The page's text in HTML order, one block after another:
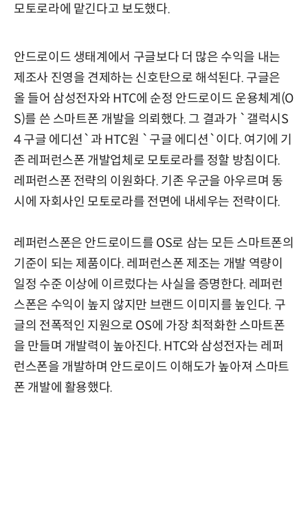
모토로라에 맡긴다고 보도했다.
안드로이드 생태계에서 구글보다 더 많은 수익을 내는
제조사 진영을 견제하는 신호탄으로 해석된다. 구글은
올 들어 삼성전자와 HTC에 순정 안드로이드 운용체계(O
S)를 쓴 스마트폰 개발을 의뢰했다. 그 결과가 `갤럭시S
4 구글 에디션`과 HTC원 `구글 에디션`이다. 여기에 기
존 레퍼런스폰 개발업체로 모토로라를 정할 방침이다.
레퍼런스폰 전략의 이원화다. 기존 우군을 아우르며 동
시에 자회사인 모토로라를 전면에 내세우는 전략이다.
레퍼런스폰은 안드로이드를 OS로 삼는 모든 스마트폰의
기준이 되는 제품이다. 레퍼런스폰 제조는 개발 역량이
일정 수준 이상에 이르렀다는 사실을 증명한다. 레퍼런
스폰은 수익이 높지 않지만 브랜드 이미지를 높인다. 구
글의 전폭적인 지원으로 OS에 가장 최적화한 스마트폰
을 만들며 개발력이 높아진다. HTC와 삼성전자는 레퍼
런스폰을 개발하며 안드로이드 이해도가 높아져 스마트
폰 개발에 활용했다.